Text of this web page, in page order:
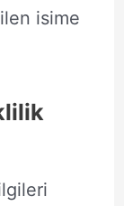
isime